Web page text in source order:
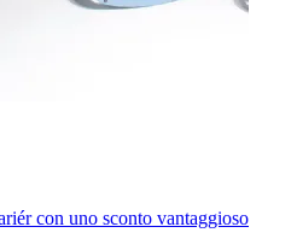
con uno sconto vantaggioso